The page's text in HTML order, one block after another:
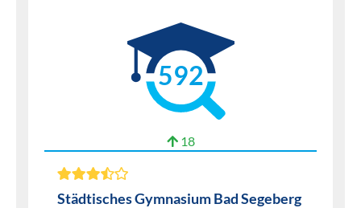
592
18
Städtisches Gymnasium Bad Segeberg